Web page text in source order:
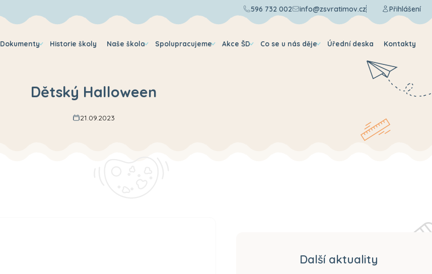
596 732 002 info@zsvratimov.cz Přihlášení
Dokumenty Historie školy Naše škola Spolupracujeme Akce ŠD Co se u nás děje Úřední deska Kontakty
Dětský Halloween
21.09.2023
Další aktuality